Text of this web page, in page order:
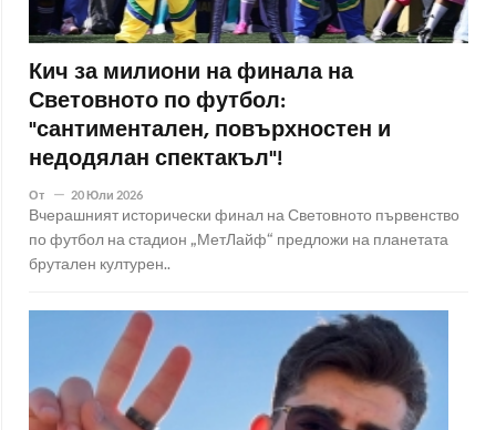
Кич за милиони на финала на
Световното по футбол:
"сантиментален, повърхностен и
недодялан спектакъл"!
От 20 Юли 2026
Вчерашният исторически финал на Световното първенство
по футбол на стадион „МетЛайф“ предложи на планетата
брутален културен..